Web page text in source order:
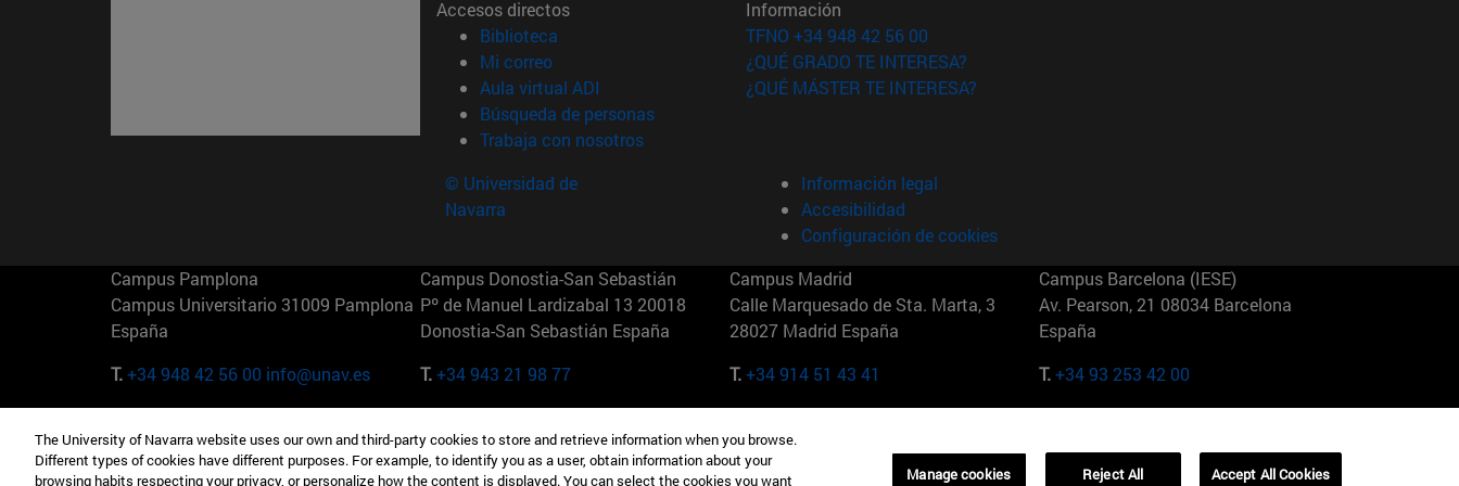
Accesos directos
Biblioteca (abre en nueva ventana)
Mi correo(abre en nueva ventana)
Aula virtual ADI (abre en nueva ventana)
Búsqueda de personas(abre en nueva ventana)
Trabaja con nosotros(abre en nueva ventana)
Información
TFNO +34 948 42 56 00
¿QUÉ GRADO TE INTERESA?
¿QUÉ MÁSTER TE INTERESA?
© Universidad de
Navarra
Información legal
Accesibilidad
Configuración de cookies
Campus Pamplona
Campus Universitario 31009 Pamplona
España
T.+34 948 42 56 00 info@unav.es
Campus Donostia-San Sebastián
Pº de Manuel Lardizabal 13 20018
Donostia-San Sebastián España
T.+34 943 21 98 77
Campus Madrid
Calle Marquesado de Sta. Marta, 3
28027 Madrid España
T.+34 914 51 43 41
Campus Barcelona (IESE)
Av. Pearson, 21 08034 Barcelona
España
T.+34 93 253 42 00
Camino del Cerro Águila 3 28023
Madrid España
165 W 57th St 10019-2201 Nueva York
EE.UU
Maria-Theresia-Straße 15 81675
Múnich Alemania
01321001 Bela Vista Brasil
The University of Navarra website uses our own and third-party cookies to store and retrieve information when you browse.
Different types of cookies have different purposes. For example, to identify you as a user, obtain information about your
browsing habits respecting your privacy, or personalize how the content is displayed. You can select the cookies you want
Manage cookies Reject All Accept All Cookies